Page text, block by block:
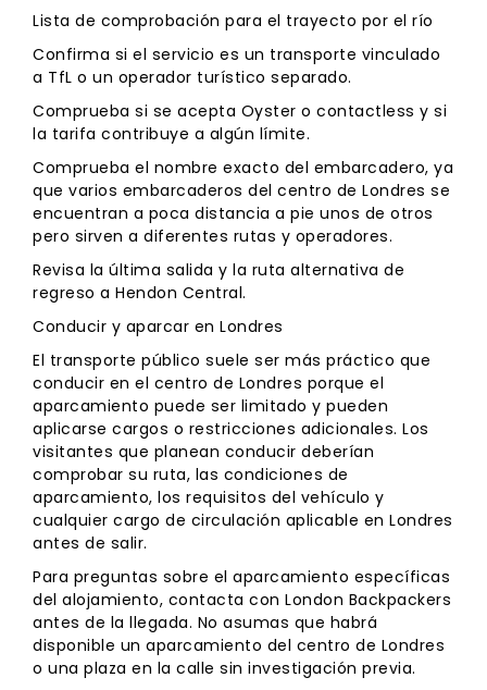
Lista de comprobación para el trayecto por el río
Confirma si el servicio es un transporte vinculado
a TfL o un operador turístico separado.
Comprueba si se acepta Oyster o contactless y si
la tarifa contribuye a algún límite.
Comprueba el nombre exacto del embarcadero, ya
que varios embarcaderos del centro de Londres se
encuentran a poca distancia a pie unos de otros
pero sirven a diferentes rutas y operadores.
Revisa la última salida y la ruta alternativa de
regreso a Hendon Central.
Conducir y aparcar en Londres
El transporte público suele ser más práctico que
conducir en el centro de Londres porque el
aparcamiento puede ser limitado y pueden
aplicarse cargos o restricciones adicionales. Los
visitantes que planean conducir deberían
comprobar su ruta, las condiciones de
aparcamiento, los requisitos del vehículo y
cualquier cargo de circulación aplicable en Londres
antes de salir.
Para preguntas sobre el aparcamiento específicas
del alojamiento, contacta con London Backpackers
antes de la llegada. No asumas que habrá
disponible un aparcamiento del centro de Londres
o una plaza en la calle sin investigación previa.